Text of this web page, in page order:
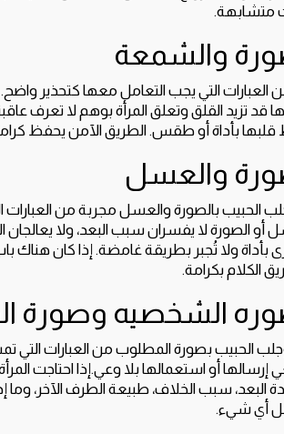
متشابهة.
والشمعة
التي يجب التعامل معها كتحذير
قد تزيد القلق وتعلق المرأة بوهم لا تعرف
قلبها بأداة أو طقس. الطريق الآمن يحفظ
والعسل
الحبيب بالصورة والعسل مجربة من
أو الصورة لا يفسران سبب البعد، ولا يعالجان
بأداة ولا تُجبر بطريقة غامضة. إذا كان
الكلام بكرامة.
الشخصيه وصورة
الحبيب بصورة المطلوب من العبارات التي
أو استعمالها بلا وعي.إذا احتاجت
البعد، سبب الخلاف، طبيعة الطرف الآخر،
أي شيء.